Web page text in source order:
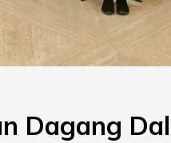
Dagang